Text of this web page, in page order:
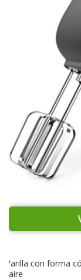
Varilla con forma
aire